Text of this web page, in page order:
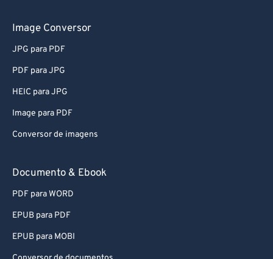
Image Conversor
JPG para PDF
PDF para JPG
HEIC para JPG
Image para PDF
Conversor de imagens
Documento & Ebook
PDF para WORD
EPUB para PDF
EPUB para MOBI